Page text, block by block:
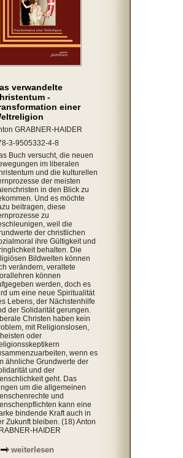
verwandelte
-
einer
GRABNER-HAIDER
3-9505332-4-8
Buch versucht, die neuen
im liberalen
und die kulturellen
der meisten
in den Blick zu
Und es möchte
beitragen, diese
zu
weil die
der christlichen
ihre Gültigkeit und
behalten. Die
Bildwelten können
verändern, veraltete
können
werden, doch es
um eine neue Spiritualität
Lebens, der Nächstenhilfe
der Solidarität gerungen.
Christen haben kein
mit Religionslosen,
oder
wenn es
ähnliche Grundwerte der
und der
geht. Das
um die allgemeinen
und
kann eine
bindende Kraft auch in
Zukunft bleiben. (18) Anton
HAIDER
weiterlesen